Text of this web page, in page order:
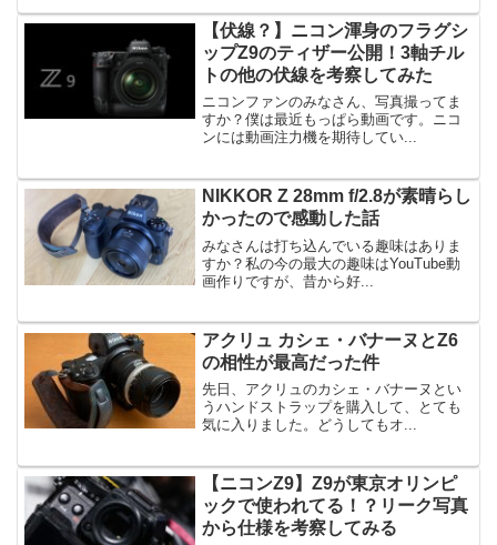
【伏線？】ニコン渾身のフラグシ
ップZ9のティザー公開！3軸チル
トの他の伏線を考察してみた
ニコンファンのみなさん、写真撮ってま
すか？僕は最近もっぱら動画です。ニコ
ンには動画注力機を期待してい...
NIKKOR Z 28mm f/2.8が素晴らし
かったので感動した話
みなさんは打ち込んでいる趣味はありま
すか？私の今の最大の趣味はYouTube動
画作りですが、昔から好...
アクリュ カシェ・バナーヌとZ6
の相性が最高だった件
先日、アクリュのカシェ・バナーヌとい
うハンドストラップを購入して、とても
気に入りました。どうしてもオ...
【ニコンZ9】Z9が東京オリンピ
ックで使われてる！？リーク写真
から仕様を考察してみる